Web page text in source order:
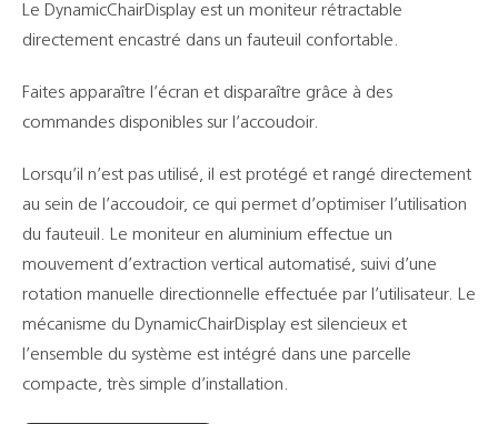
Le DynamicChairDisplay est un moniteur rétractable
directement encastré dans un fauteuil confortable.
Faites apparaître l’écran et disparaître grâce à des
commandes disponibles sur l’accoudoir.
Lorsqu’il n’est pas utilisé, il est protégé et rangé directement
au sein de l’accoudoir, ce qui permet d’optimiser l’utilisation
du fauteuil. Le moniteur en aluminium effectue un
mouvement d’extraction vertical automatisé, suivi d’une
rotation manuelle directionnelle effectuée par l’utilisateur. Le
mécanisme du DynamicChairDisplay est silencieux et
l’ensemble du système est intégré dans une parcelle
compacte, très simple d’installation.